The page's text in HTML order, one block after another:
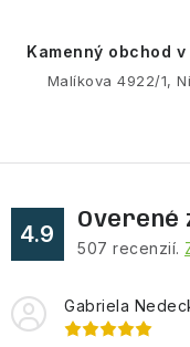
u
Kamenný obchod
Malíkova 4922/1,
4.9
Overené
507 recenzií.
Gabriela